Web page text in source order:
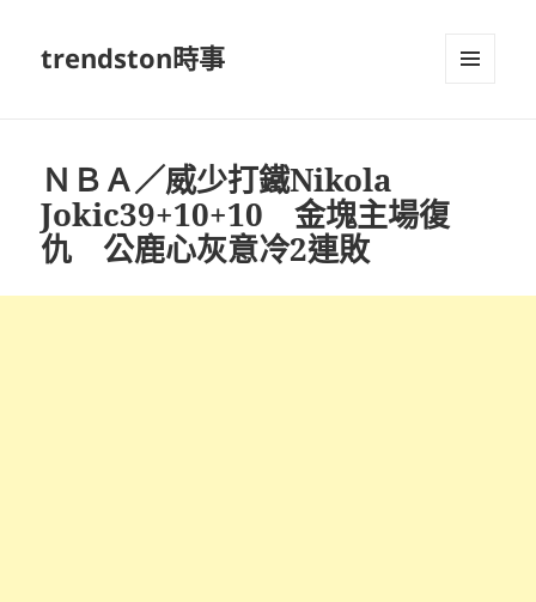
trendston時事
ＮＢＡ／威少打鐵Nikola
Jokic39+10+10 金塊主場復
仇 公鹿心灰意冷2連敗